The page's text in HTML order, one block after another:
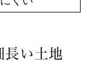
長い土地